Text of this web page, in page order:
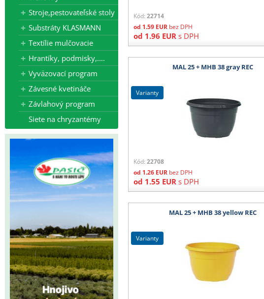
Stroje,pestovateľské stoly
Substráty KLASMANN
Textílie mulčovacie
Hrantíky, podmisky,....
Vyväzovací program
Závesné kvetináče
Závlahový program
Siete na chryzantémy
Kód: 22714
od 1.59 EUR bez DPH
od 1.96 EUR s DPH
MAL 25 + MHB 38 gray REC
Kód: 22708
od 1.26 EUR bez DPH
od 1.55 EUR s DPH
varianty
MAL 25 + MHB 38 yellow REC
varianty